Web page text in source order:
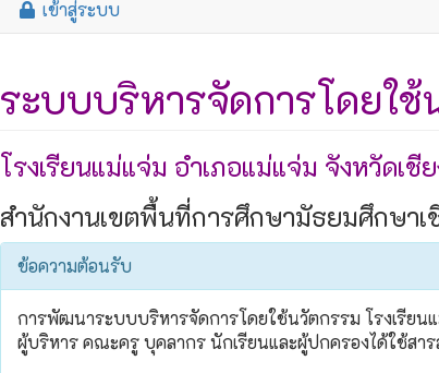
เข้าสู่ระบบ
ระบบบริหารจัดการโดยใช้
โรงเรียนแม่แจ่ม อำเภอแม่แจ่ม จังหวัดเชี
สำนักงานเขตพื้นที่การศึกษามัธยมศึกษาเ
ข้อความต้อนรับ
การพัฒนาระบบบริหารจัดการโดยใช้นวัตกรรม โรงเรียน
ผู้บริหาร คณะครู บุคลากร นักเรียนและผู้ปกครองได้ใช้สา